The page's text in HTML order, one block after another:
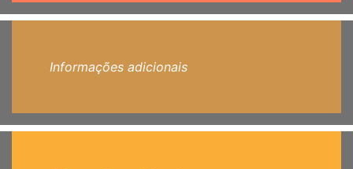
Informações adicionais